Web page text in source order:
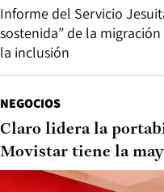
Informe del Servicio
sostenida” de la
la inclusión
NEGOCIOS
Claro lidera la
Movistar tiene la